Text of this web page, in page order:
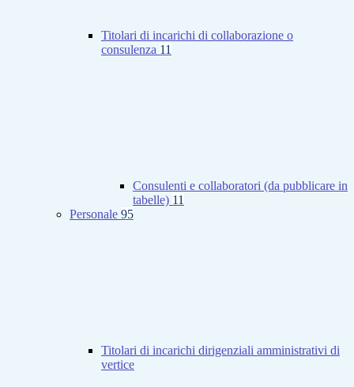
Titolari di incarichi di collaborazione o
consulenza 11
Consulenti e collaboratori (da pubblicare in
tabelle) 11
Personale 95
Titolari di incarichi dirigenziali amministrativi di
vertice